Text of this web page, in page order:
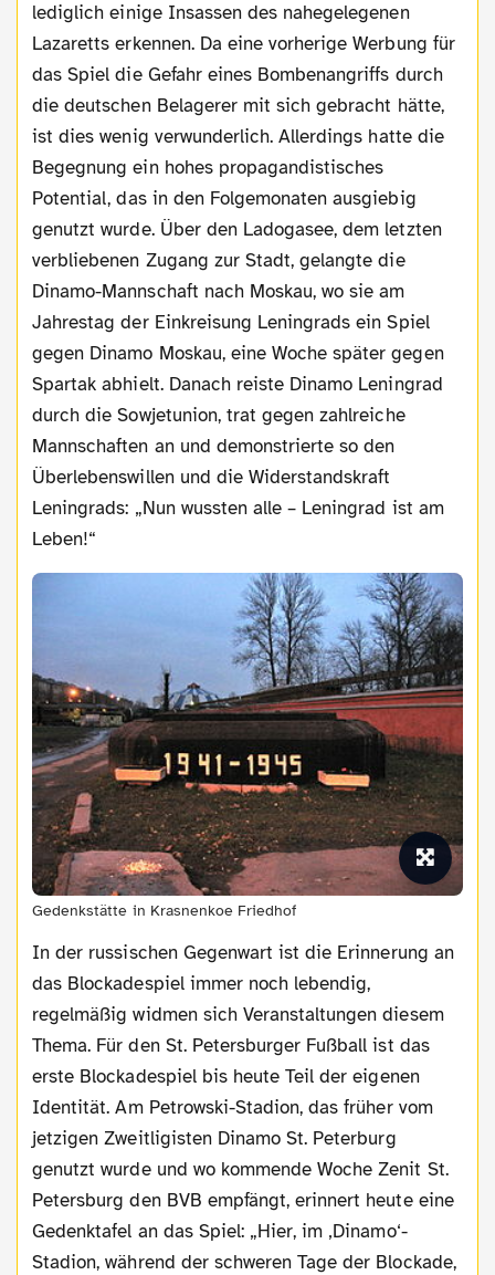
lediglich einige Insassen des nahegelegenen
Lazaretts erkennen. Da eine vorherige Werbung für
das Spiel die Gefahr eines Bombenangriffs durch
die deutschen Belagerer mit sich gebracht hätte,
ist dies wenig verwunderlich. Allerdings hatte die
Begegnung ein hohes propagandistisches
Potential, das in den Folgemonaten ausgiebig
genutzt wurde. Über den Ladogasee, dem letzten
verbliebenen Zugang zur Stadt, gelangte die
Dinamo-Mannschaft nach Moskau, wo sie am
Jahrestag der Einkreisung Leningrads ein Spiel
gegen Dinamo Moskau, eine Woche später gegen
Spartak abhielt. Danach reiste Dinamo Leningrad
durch die Sowjetunion, trat gegen zahlreiche
Mannschaften an und demonstrierte so den
Überlebenswillen und die Widerstandskraft
Leningrads: „Nun wussten alle – Leningrad ist am
Leben!“
Gedenkstätte in Krasnenkoe Friedhof
In der russischen Gegenwart ist die Erinnerung an
das Blockadespiel immer noch lebendig,
regelmäßig widmen sich Veranstaltungen diesem
Thema. Für den St. Petersburger Fußball ist das
erste Blockadespiel bis heute Teil der eigenen
Identität. Am Petrowski-Stadion, das früher vom
jetzigen Zweitligisten Dinamo St. Peterburg
genutzt wurde und wo kommende Woche Zenit St.
Petersburg den BVB empfängt, erinnert heute eine
Gedenktafel an das Spiel: „Hier, im ‚Dinamo‘-
Stadion, während der schweren Tage der Blockade,